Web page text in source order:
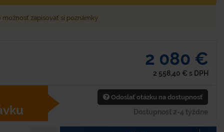
možnosť zapisovať si poznámky
2 080 €
2 558,40 € s DPH
Odoslať otázku na dostupnosť
Dostupnosť 2-4 týždne